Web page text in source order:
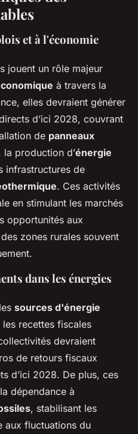
et à l'économie
jouent un rôle majeur
à travers la
elles devraient générer
d’ici 2028, couvrant
de panneaux
la production d’énergie
infrastructures de
. Ces activités
en stimulant les marchés
opportunités aux
zones rurales souvent
dans les énergies
sources d'énergie
les recettes fiscales
devraient
de retours fiscaux
d’ici 2028. De plus, ces
dépendance à
, stabilisant les
aux fluctuations du